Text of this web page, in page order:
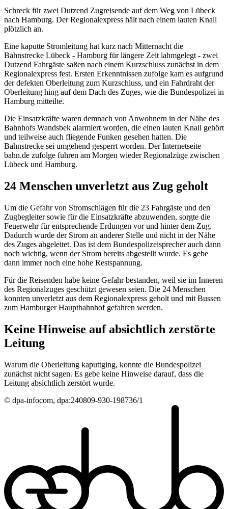
Schreck für zwei Dutzend Zugreisende auf dem Weg von Lübeck
nach Hamburg. Der Regionalexpress hält nach einem lauten Knall
plötzlich an.
Eine kaputte Stromleitung hat kurz nach Mitternacht die
Bahnstrecke Lübeck - Hamburg für längere Zeit lahmgelegt - zwei
Dutzend Fahrgäste saßen nach einem Kurzschluss zunächst in dem
Regionalexpress fest. Ersten Erkenntnissen zufolge kam es aufgrund
der defekten Oberleitung zum Kurzschluss, und ein Fahrdraht der
Oberleitung hing auf dem Dach des Zuges, wie die Bundespolizei in
Hamburg mitteilte.
Die Einsatzkräfte waren demnach von Anwohnern in der Nähe des
Bahnhofs Wandsbek alarmiert worden, die einen lauten Knall gehört
und teilweise auch fliegende Funken gesehen hatten. Die
Bahnstrecke sei umgehend gesperrt worden. Der Internetseite
bahn.de zufolge fuhren am Morgen wieder Regionalzüge zwischen
Lübeck und Hamburg.
24 Menschen unverletzt aus Zug geholt
Um die Gefahr von Stromschlägen für die 23 Fahrgäste und den
Zugbegleiter sowie für die Einsatzkräfte abzuwenden, sorgte die
Feuerwehr für entsprechende Erdungen vor und hinter dem Zug.
Dadurch wurde der Strom an anderer Stelle und nicht in der Nähe
des Zuges abgeleitet. Das ist dem Bundespolizeisprecher auch dann
noch wichtig, wenn der Strom bereits abgestellt wurde. Es gebe
dann immer noch eine hohe Restspannung.
Für die Reisenden habe keine Gefahr bestanden, weil sie im Inneren
des Regionalzuges geschützt gewesen seien. Die 24 Menschen
konnten unverletzt aus dem Regionalexpress geholt und mit Bussen
zum Hamburger Hauptbahnhof gefahren werden.
Keine Hinweise auf absichtlich zerstörte
Leitung
Warum die Oberleitung kaputtging, konnte die Bundespolizei
zunächst nicht sagen. Es gebe keine Hinweise darauf, dass die
Leitung absichtlich zerstört wurde.
© dpa-infocom, dpa:240809-930-198736/1